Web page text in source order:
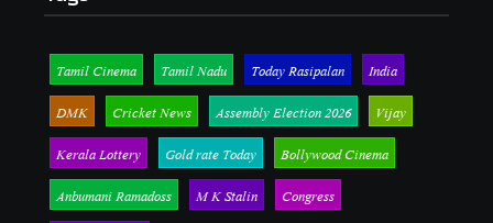
Tamil Cinema Tamil Nadu Today Rasipalan
India
DMK
Cricket News Assembly Election 2026
Vijay
Kerala Lottery
Gold rate Today
Bollywood Cinema
Anbumani Ramadoss
M K Stalin
Congress